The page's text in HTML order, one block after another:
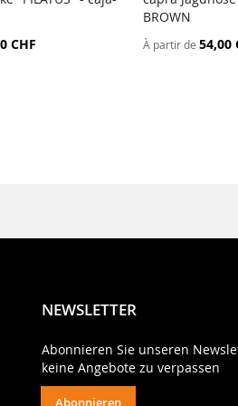
CHF
BROWN
À partir de 54,00
NEWSLETTER
Abonnieren Sie unseren
keine Angebote zu verpassen
Abonnieren